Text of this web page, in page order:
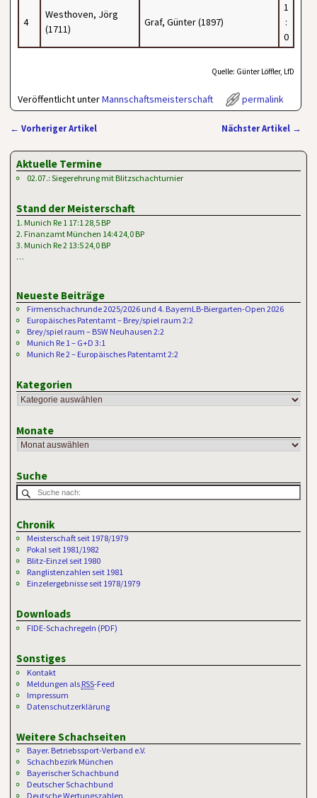
4
Westhoven, Jörg
(1711)
Graf, Günter (1897)
1
:
0
Quelle: Günter Löffler, LfD
Veröffentlicht unterMannschaftsmeisterschaft permalink
← Vorheriger Artikel Nächster Artikel →
Aktuelle Termine
02.07.: Siegerehrung mit Blitzschachturnier
Stand der Meisterschaft
1. Munich Re 1 17:1 28,5 BP
2. Finanzamt München 14:4 24,0 BP
3. Munich Re 2 13:5 24,0 BP
…
Neueste Beiträge
Firmenschachrunde 2025/2026 und 4. BayernLB-Biergarten-Open 2026
Europäisches Patentamt – Brey/spiel raum 2:2
Brey/spiel raum – BSW Neuhausen 2:2
Munich Re 1 – G+D 3:1
Munich Re 2 – Europäisches Patentamt 2:2
Kategorien
Monate
Suche
Chronik
Meisterschaft seit 1978/1979
Pokal seit 1981/1982
Blitz-Einzel seit 1980
Ranglistenzahlen seit 1981
Einzelergebnisse seit 1978/1979
Downloads
FIDE-Schachregeln (PDF)
Sonstiges
Kontakt
Meldungen als RSS-Feed
Impressum
Datenschutzerklärung
Weitere Schachseiten
Bayer. Betriebssport-Verband e.V.
Schachbezirk München
Bayerischer Schachbund
Deutscher Schachbund
Deutsche Wertungszahlen